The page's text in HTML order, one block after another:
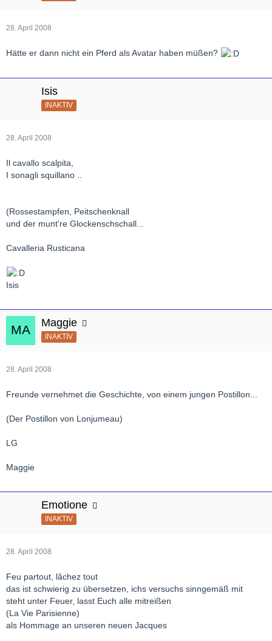
28. April 2008
Hätte er dann nicht ein Pferd als Avatar haben müßen?
Isis
INAKTIV
28. April 2008
Il cavallo scalpita,
I sonagli squillano ..
(Rossestampfen, Peitschenknall
und der munt're Glockenschschall...
Cavalleria Rusticana
Isis
Maggie
INAKTIV
28. April 2008
Freunde vernehmet die Geschichte, von einem jungen Postillon...
(Der Postillon von Lonjumeau)
LG
Maggie
Emotione
INAKTIV
28. April 2008
Feu partout, lâchez tout
das ist schwierig zu übersetzen, ichs versuchs sinngemäß mit
steht unter Feuer, lasst Euch alle mitreißen
(La Vie Parisienne)
als Hommage an unseren neuen Jacques